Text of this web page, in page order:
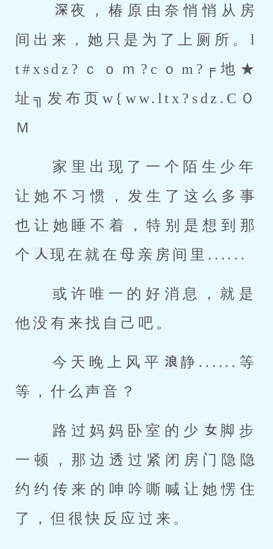
夜，椿原由奈悄悄从房
间出来，她只是为了上厕所。l
t#xsdz?ｃｏｍ?cｏm?╒地★
址╗发布页w{ww.ltx?sdz.CＯ
Ｍ
让她不习惯，发生了这么多事
也让她睡不着，特别是想到那
个
现在就在母亲房间里......
他没有来找自己吧。
今天晚上风平
静......等
等，什么声音？
路过妈妈卧室的少
脚步
一顿，那边透过紧闭房门隐隐
约约传来的呻吟嘶喊让她愣住
了，但很快反应过来。